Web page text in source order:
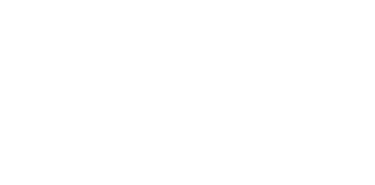
http://http://